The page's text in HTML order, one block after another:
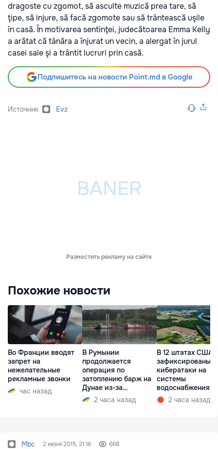
dragoste cu zgomot, să asculte muzică prea tare, să
ţipe, să injure, să facă zgomote sau să trântească uşile
în casă. În motivarea sentinţei, judecătoarea Emma Kelly
a arătat că tânăra a înjurat un vecin, a alergat în jurul
casei sale şi a trântit lucruri prin casă.
Подпишитесь на новости Point.md в Google
Источник Evz
Разместить рекламу на сайте
Похожие новости
Во Франции вводят
запрет на
нежелательные
рекламные звонки
час назад
В Румынии
продолжается
операция по
затоплению барж на
Дунае из-за
ситуации на АЭС
2 часа назад
В 12 штатах США
зафиксированы
кибератаки на
системы
водоснабжения
2 часа назад
Mbc 2 июня 2015, 21:16 668